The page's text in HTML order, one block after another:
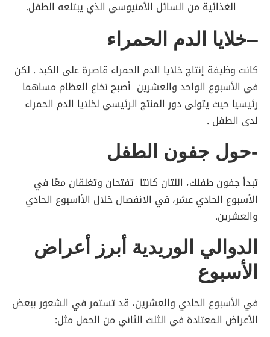
الغذائية من السائل الأمنيوسي الذي يبتلعه الطفل.
–خلايا الدم الحمراء
كانت وظيفة إنتاج خلايا الدم الحمراء قاصرة على الكبد . لكن
في الأسبوع الواحد والعشرين أصبح نخاع العظام مساهما
رئيسيا حيث يتولى دور المنتج الرئيسي لخلايا الدم الحمراء
لدى الطفل .
-حول جفون الطفل
تبدأ جفون طفلك، اللتان كانتا تفتحان وتغلقان معًا في
الأسبوع الحادي عشر، في الانفصال خلال الأاسبوع الحادي
والعشرين.
الدوالي الوريدية أبرز أعراض
الأسبوع
في الأسبوع الحادي والعشرين، قد تستمر في الشعور ببعض
الأعراض المعتادة في الثلث الثاني من الحمل مثل: